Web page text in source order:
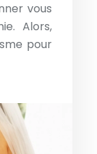
vous
Alors,
pour